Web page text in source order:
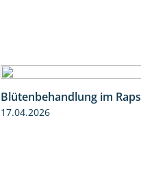
Blütenbehandlung im Raps
17.04.2026